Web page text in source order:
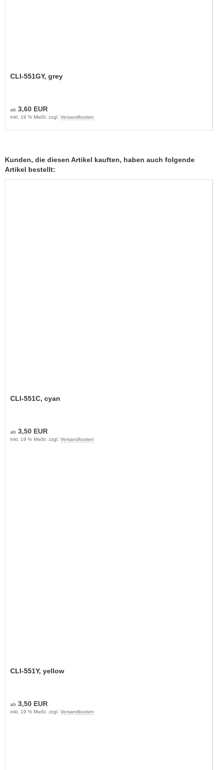
CLI-551GY, grey
ab 3,60 EUR
inkl. 19 % MwSt. zzgl. Versandkosten
Kunden, die diesen Artikel kauften, haben auch folgende
Artikel bestellt:
CLI-551C, cyan
ab 3,50 EUR
inkl. 19 % MwSt. zzgl. Versandkosten
CLI-551Y, yellow
ab 3,50 EUR
inkl. 19 % MwSt. zzgl. Versandkosten